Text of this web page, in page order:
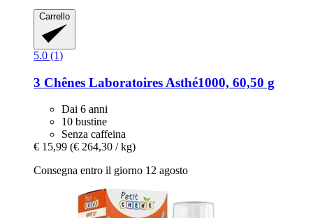
Carrello
5.0 (1)
3 Chênes Laboratoires Asthé1000, 60,50 g
Dai 6 anni
10 bustine
Senza caffeina
€ 15,99 (€ 264,30 / kg)
Consegna entro il giorno 12 agosto